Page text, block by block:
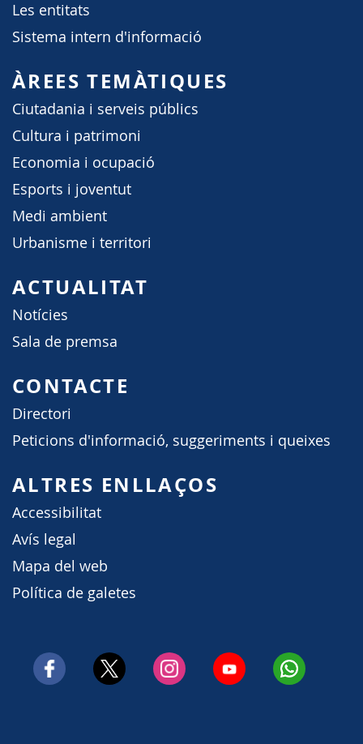
Les entitats
Sistema intern d'informació
ÀREES TEMÀTIQUES
Ciutadania i serveis públics
Cultura i patrimoni
Economia i ocupació
Esports i joventut
Medi ambient
Urbanisme i territori
ACTUALITAT
Notícies
Sala de premsa
CONTACTE
Directori
Peticions d'informació, suggeriments i queixes
ALTRES ENLLAÇOS
Accessibilitat
Avís legal
Mapa del web
Política de galetes